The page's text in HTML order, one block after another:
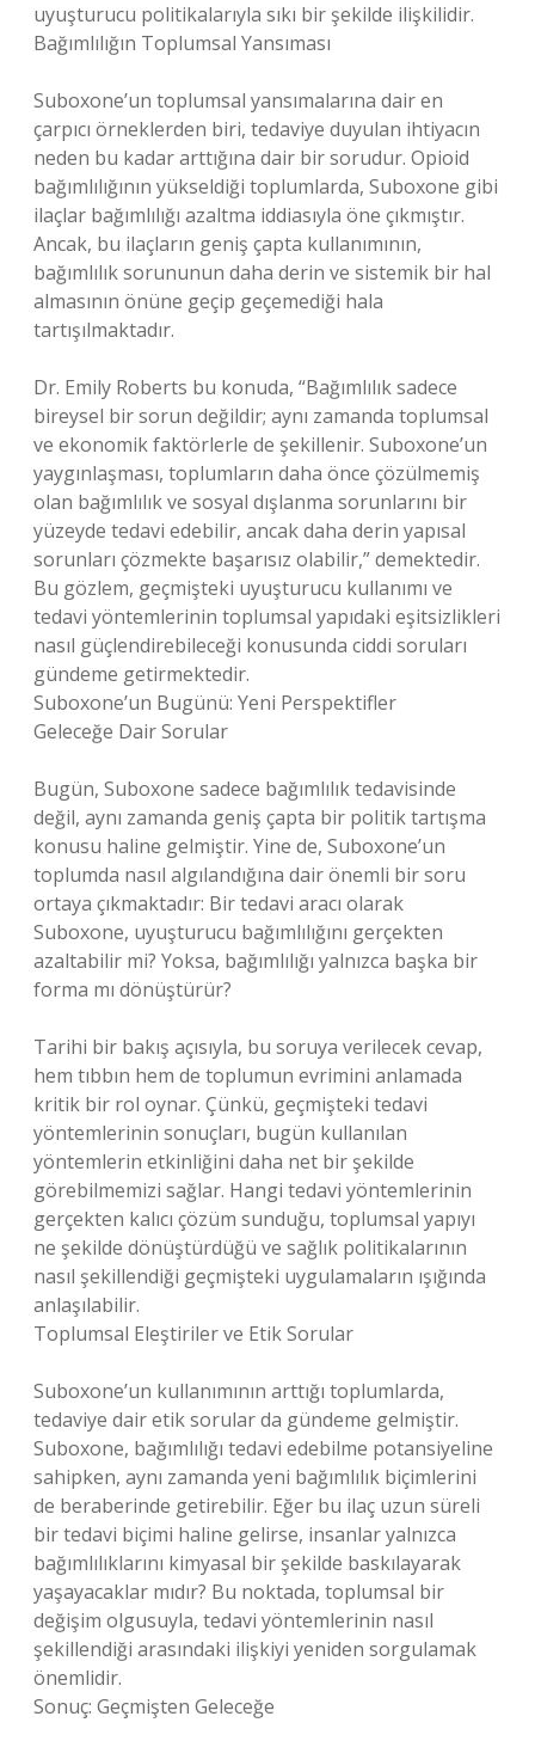
uyuşturucu politikalarıyla sıkı bir şekilde ilişkilidir.
Bağımlılığın Toplumsal Yansıması
Suboxone’un toplumsal yansımalarına dair en
çarpıcı örneklerden biri, tedaviye duyulan ihtiyacın
neden bu kadar arttığına dair bir sorudur. Opioid
bağımlılığının yükseldiği toplumlarda, Suboxone gibi
ilaçlar bağımlılığı azaltma iddiasıyla öne çıkmıştır.
Ancak, bu ilaçların geniş çapta kullanımının,
bağımlılık sorununun daha derin ve sistemik bir hal
almasının önüne geçip geçemediği hala
tartışılmaktadır.
Dr. Emily Roberts bu konuda, “Bağımlılık sadece
bireysel bir sorun değildir; aynı zamanda toplumsal
ve ekonomik faktörlerle de şekillenir. Suboxone’un
yaygınlaşması, toplumların daha önce çözülmemiş
olan bağımlılık ve sosyal dışlanma sorunlarını bir
yüzeyde tedavi edebilir, ancak daha derin yapısal
sorunları çözmekte başarısız olabilir,” demektedir.
Bu gözlem, geçmişteki uyuşturucu kullanımı ve
tedavi yöntemlerinin toplumsal yapıdaki eşitsizlikleri
nasıl güçlendirebileceği konusunda ciddi soruları
gündeme getirmektedir.
Suboxone’un Bugünü: Yeni Perspektifler
Geleceğe Dair Sorular
Bugün, Suboxone sadece bağımlılık tedavisinde
değil, aynı zamanda geniş çapta bir politik tartışma
konusu haline gelmiştir. Yine de, Suboxone’un
toplumda nasıl algılandığına dair önemli bir soru
ortaya çıkmaktadır: Bir tedavi aracı olarak
Suboxone, uyuşturucu bağımlılığını gerçekten
azaltabilir mi? Yoksa, bağımlılığı yalnızca başka bir
forma mı dönüştürür?
Tarihi bir bakış açısıyla, bu soruya verilecek cevap,
hem tıbbın hem de toplumun evrimini anlamada
kritik bir rol oynar. Çünkü, geçmişteki tedavi
yöntemlerinin sonuçları, bugün kullanılan
yöntemlerin etkinliğini daha net bir şekilde
görebilmemizi sağlar. Hangi tedavi yöntemlerinin
gerçekten kalıcı çözüm sunduğu, toplumsal yapıyı
ne şekilde dönüştürdüğü ve sağlık politikalarının
nasıl şekillendiği geçmişteki uygulamaların ışığında
anlaşılabilir.
Toplumsal Eleştiriler ve Etik Sorular
Suboxone’un kullanımının arttığı toplumlarda,
tedaviye dair etik sorular da gündeme gelmiştir.
Suboxone, bağımlılığı tedavi edebilme potansiyeline
sahipken, aynı zamanda yeni bağımlılık biçimlerini
de beraberinde getirebilir. Eğer bu ilaç uzun süreli
bir tedavi biçimi haline gelirse, insanlar yalnızca
bağımlılıklarını kimyasal bir şekilde baskılayarak
yaşayacaklar mıdır? Bu noktada, toplumsal bir
değişim olgusuyla, tedavi yöntemlerinin nasıl
şekillendiği arasındaki ilişkiyi yeniden sorgulamak
önemlidir.
Sonuç: Geçmişten Geleceğe